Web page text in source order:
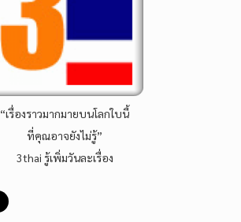
“เรื่องราวมากมายบนโลกใบนี้
ที่คุณอาจยังไม่รู้”
3thai รู้เพิ่มวันละเรื่อง